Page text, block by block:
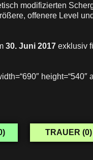
modifizierten
offenere Level
30. Juni 2017 exklusiv
height=“540″
) TRAUER (0)